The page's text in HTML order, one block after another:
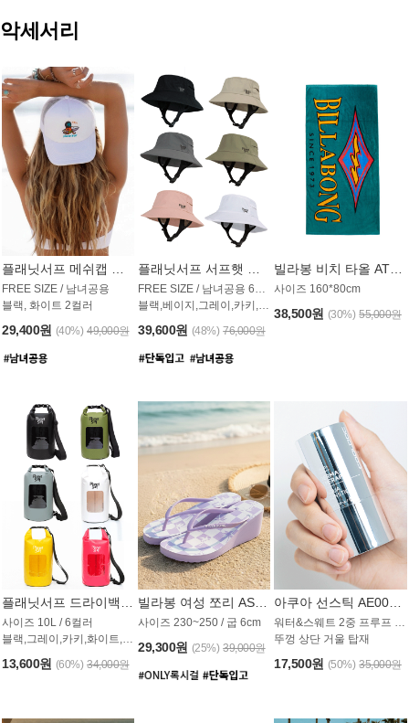
악세서리
FREE SIZE / 남녀공용
블랙, 화이트 2컬러
29,400원 (40%) 49,000원
블랙,베이지,그레이,카키,핑크,화이트
39,600원 (48%) 76,000원
사이즈 160*80cm
38,500원 (30%) 55,000원
사이즈 10L / 6컬러
블랙,그레이,카키,화이트,옐로우,핑크
13,600원 (60%) 34,000원
사이즈 230~250 / 굽 6cm
29,300원 (25%) 39,000원
워터&스웨트 2중 프루프 / SPF 50+
뚜껑 상단 거울 탑재
17,500원 (50%) 35,000원